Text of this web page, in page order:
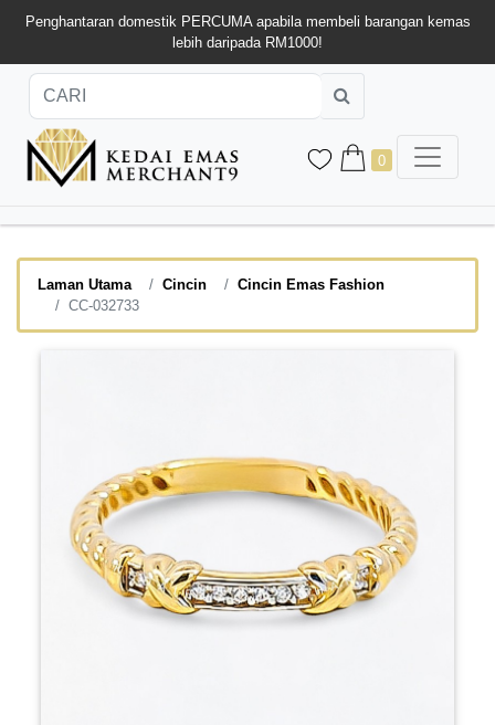
Penghantaran domestik PERCUMA apabila membeli barangan kemas
lebih daripada RM1000!
0
Laman Utama Cincin
Cincin Emas Fashion
CC-032733